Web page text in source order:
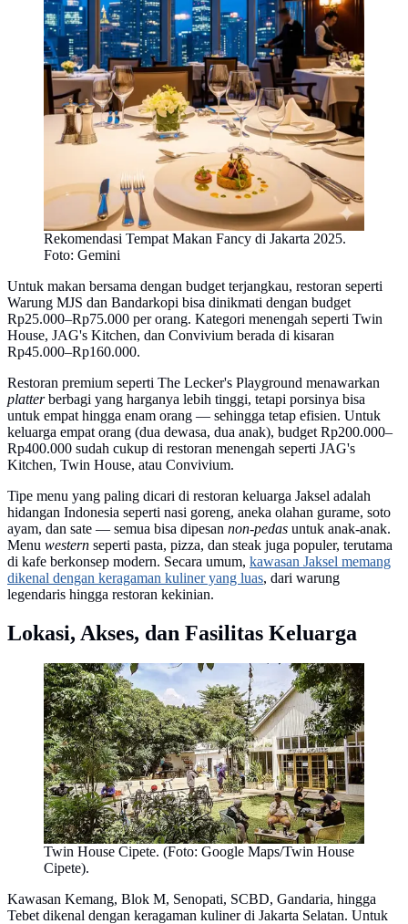
Rekomendasi Tempat Makan Fancy di Jakarta 2025.
Foto: Gemini
Untuk makan bersama dengan budget terjangkau, restoran seperti
Warung MJS dan Bandarkopi bisa dinikmati dengan budget
Rp25.000–Rp75.000 per orang. Kategori menengah seperti Twin
House, JAG's Kitchen, dan Convivium berada di kisaran
Rp45.000–Rp160.000.
Restoran premium seperti The Lecker's Playground menawarkan
platterberbagi yang harganya lebih tinggi, tetapi porsinya bisa
untuk empat hingga enam orang — sehingga tetap efisien. Untuk
keluarga empat orang (dua dewasa, dua anak), budget Rp200.000–
Rp400.000 sudah cukup di restoran menengah seperti JAG's
Kitchen, Twin House, atau Convivium.
Tipe menu yang paling dicari di restoran keluarga Jaksel adalah
hidangan Indonesia seperti nasi goreng, aneka olahan gurame, soto
ayam, dan sate — semua bisa dipesan non-pedas untuk anak-anak.
Menu western seperti pasta, pizza, dan steak juga populer, terutama
di kafe berkonsep modern. Secara umum, kawasan Jaksel memang
dikenal dengan keragaman kuliner yang luas, dari warung
legendaris hingga restoran kekinian.
Lokasi, Akses, dan Fasilitas Keluarga
Twin House Cipete. (Foto: Google Maps/Twin House
Cipete).
Kawasan Kemang, Blok M, Senopati, SCBD, Gandaria, hingga
Tebet dikenal dengan keragaman kuliner di Jakarta Selatan. Untuk